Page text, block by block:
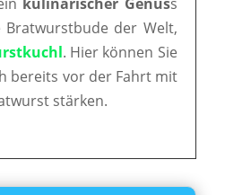
Bratwurstbude der Welt,
. Hier können Sie
bereits vor der Fahrt mit
stärken.